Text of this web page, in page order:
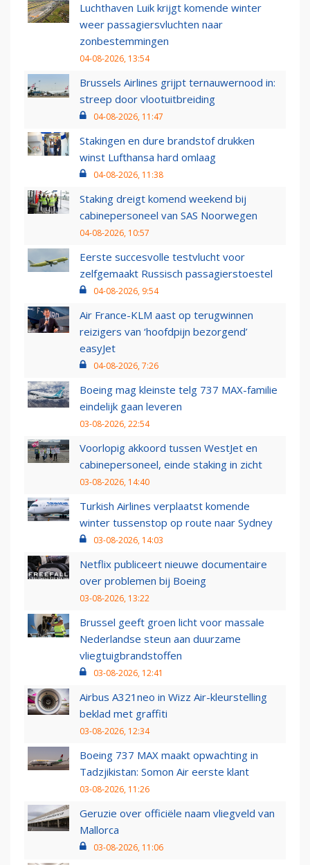
Luchthaven Luik krijgt komende winter
weer passagiersvluchten naar
zonbestemmingen
04-08-2026, 13:54
Brussels Airlines grijpt ternauwernood in:
streep door vlootuitbreiding
04-08-2026, 11:47
Stakingen en dure brandstof drukken
winst Lufthansa hard omlaag
04-08-2026, 11:38
Staking dreigt komend weekend bij
cabinepersoneel van SAS Noorwegen
04-08-2026, 10:57
Eerste succesvolle testvlucht voor
zelfgemaakt Russisch passagierstoestel
04-08-2026, 9:54
Air France-KLM aast op terugwinnen
reizigers van ‘hoofdpijn bezorgend’
easyJet
04-08-2026, 7:26
Boeing mag kleinste telg 737 MAX-familie
eindelijk gaan leveren
03-08-2026, 22:54
Voorlopig akkoord tussen WestJet en
cabinepersoneel, einde staking in zicht
03-08-2026, 14:40
Turkish Airlines verplaatst komende
winter tussenstop op route naar Sydney
03-08-2026, 14:03
Netflix publiceert nieuwe documentaire
over problemen bij Boeing
03-08-2026, 13:22
Brussel geeft groen licht voor massale
Nederlandse steun aan duurzame
vliegtuigbrandstoffen
03-08-2026, 12:41
Airbus A321neo in Wizz Air-kleurstelling
beklad met graffiti
03-08-2026, 12:34
Boeing 737 MAX maakt opwachting in
Tadzjikistan: Somon Air eerste klant
03-08-2026, 11:26
Geruzie over officiële naam vliegveld van
Mallorca
03-08-2026, 11:06